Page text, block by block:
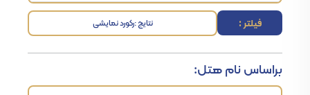
فیلتر : نتایج :رکورد نمایشی
براساس نام هتل: